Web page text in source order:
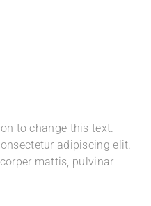
to change this text.
adipiscing elit.
mattis, pulvinar